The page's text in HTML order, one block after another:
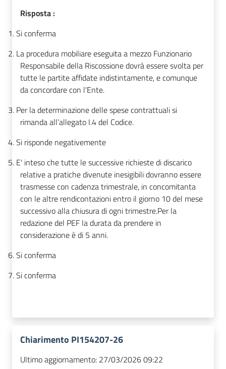
Risposta :
1.Si conferma
2. La procedura mobiliare eseguita a mezzo Funzionario
Responsabile della Riscossione dovrà essere svolta per
tutte le partite affidate indistintamente, e comunque
da concordare con l'Ente.
3. Per la determinazione delle spese contrattuali si
rimanda all’allegato I.4 del Codice.
4.Si risponde negativemente
5. E' inteso che tutte le successive richieste di discarico
relative a pratiche divenute inesigibili dovranno essere
trasmesse con cadenza trimestrale, in concomitanta
con le altre rendicontazioni entro il giorno 10 del mese
successivo alla chiusura di ogni trimestre.Per la
redazione del PEF la durata da prendere in
considerazione è di 5 anni.
6.Si conferma
7.Si conferma
Chiarimento PI154207-26
Ultimo aggiornamento: 27/03/2026 09:22